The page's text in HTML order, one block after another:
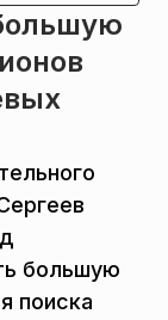
большую
поиска